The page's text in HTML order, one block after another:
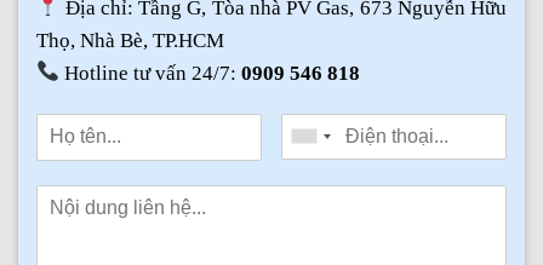
Địa chỉ: Tầng G, Tòa nhà PV Gas, 673 Nguyễn Hữu
Thọ, Nhà Bè, TP.HCM
Hotline tư vấn 24/7:0909 546 818